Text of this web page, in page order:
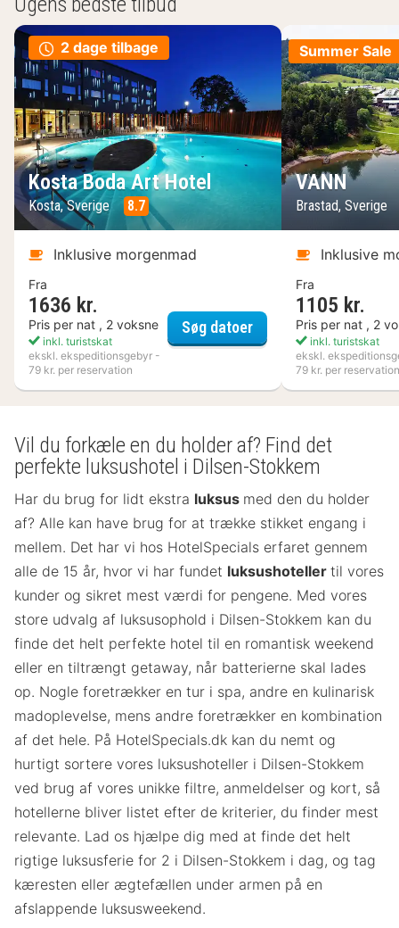
2 dage tilbage
Kosta Boda Art Hotel
Kosta, Sverige 8.7
Inklusive morgenmad
Fra
1636 kr.
Pris per nat , 2 voksne
inkl. turistskat
ekskl. ekspeditionsgebyr -
79 kr. per reservation
Søg datoerKosta Boda Art Hotel
Summer Sale
VANN
Brastad, Sverige
Inklusive
Fra
1105 kr.
Pris per nat , 2
inkl. turistskat
ekskl.
79 kr. per reservation
Vil du forkæle en du holder af? Find det
perfekte luksushotel i Dilsen-Stokkem
Har du brug for lidt ekstra luksus med den du holder
af? Alle kan have brug for at trække stikket engang i
mellem. Det har vi hos HotelSpecials erfaret gennem
alle de 15 år, hvor vi har fundet luksushoteller til vores
kunder og sikret mest værdi for pengene. Med vores
store udvalg af luksusophold i Dilsen-Stokkem kan du
finde det helt perfekte hotel til en romantisk weekend
eller en tiltrængt getaway, når batterierne skal lades
op. Nogle foretrækker en tur i spa, andre en kulinarisk
madoplevelse, mens andre foretrækker en kombination
af det hele. På HotelSpecials.dk kan du nemt og
hurtigt sortere vores luksushoteller i Dilsen-Stokkem
ved brug af vores unikke filtre, anmeldelser og kort, så
hotellerne bliver listet efter de kriterier, du finder mest
relevante. Lad os hjælpe dig med at finde det helt
rigtige luksusferie for 2 i Dilsen-Stokkem i dag, og tag
kæresten eller ægtefællen under armen på en
afslappende luksusweekend.